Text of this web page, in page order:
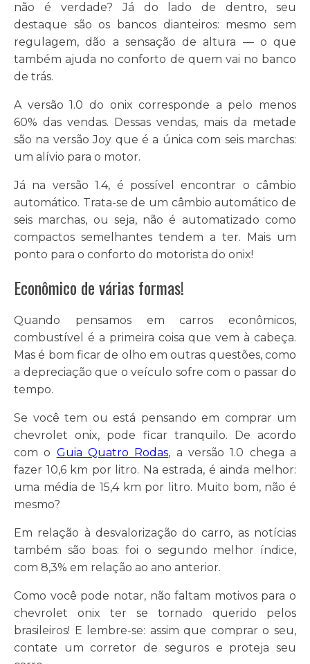
não é verdade? Já do lado de dentro, seu
destaque são os bancos dianteiros: mesmo sem
regulagem, dão a sensação de altura — o que
também ajuda no conforto de quem vai no banco
de trás.
A versão 1.0 do onix corresponde a pelo menos
60% das vendas. Dessas vendas, mais da metade
são na versão Joy que é a única com seis marchas:
um alívio para o motor.
Já na versão 1.4, é possível encontrar o câmbio
automático. Trata-se de um câmbio automático de
seis marchas, ou seja, não é automatizado como
compactos semelhantes tendem a ter. Mais um
ponto para o conforto do motorista do onix!
Econômico de várias formas!
Quando pensamos em carros econômicos,
combustível é a primeira coisa que vem à cabeça.
Mas é bom ficar de olho em outras questões, como
a depreciação que o veículo sofre com o passar do
tempo.
Se você tem ou está pensando em comprar um
chevrolet onix, pode ficar tranquilo. De acordo
com o Guia Quatro Rodas, a versão 1.0 chega a
fazer 10,6 km por litro. Na estrada, é ainda melhor:
uma média de 15,4 km por litro. Muito bom, não é
mesmo?
Em relação à desvalorização do carro, as notícias
também são boas: foi o segundo melhor índice,
com 8,3% em relação ao ano anterior.
Como você pode notar, não faltam motivos para o
chevrolet onix ter se tornado querido pelos
brasileiros! E lembre-se: assim que comprar o seu,
contate um corretor de seguros e proteja seu